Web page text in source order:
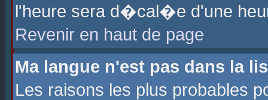
l'heure sera d�cal�e d'une
Revenir en haut de page
Ma langue n'est pas dans la
Les raisons les plus probables